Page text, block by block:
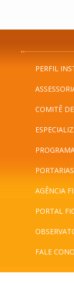
PERFIL
COMITÊ
PORTARIAS
AGÊNCIA
PORTAL
FALE